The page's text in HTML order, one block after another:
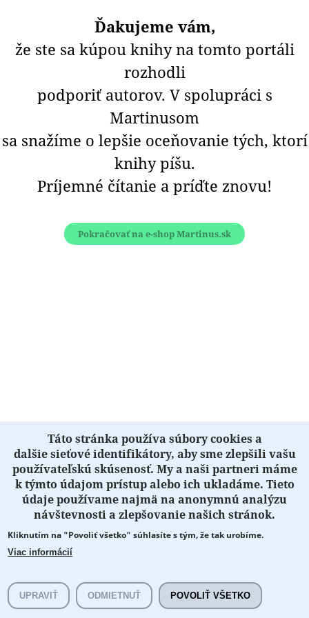
Ďakujeme vám,
že ste sa kúpou knihy na tomto portáli
rozhodli
podporiť autorov. V spolupráci s
Martinusom
sa snažíme o lepšie oceňovanie tých, ktorí
knihy píšu.
Príjemné čítanie a príďte znovu!
Pokračovať na e-shop Martinus.sk
Táto stránka používa súbory cookies a
dalšie sieťové identifikátory, aby sme zlepšili vašu
používateľskú skúsenosť. My a naši partneri máme
k týmto údajom prístup alebo ich ukladáme. Tieto
údaje používame najmä na anonymnú analýzu
návštevnosti a zlepšovanie našich stránok.
Kliknutím na "Povoliť všetko" súhlasíte s tým, že tak urobíme.
Viac informácií
UPRAVIŤ ODMIETNUŤ POVOLIŤ VŠETKO